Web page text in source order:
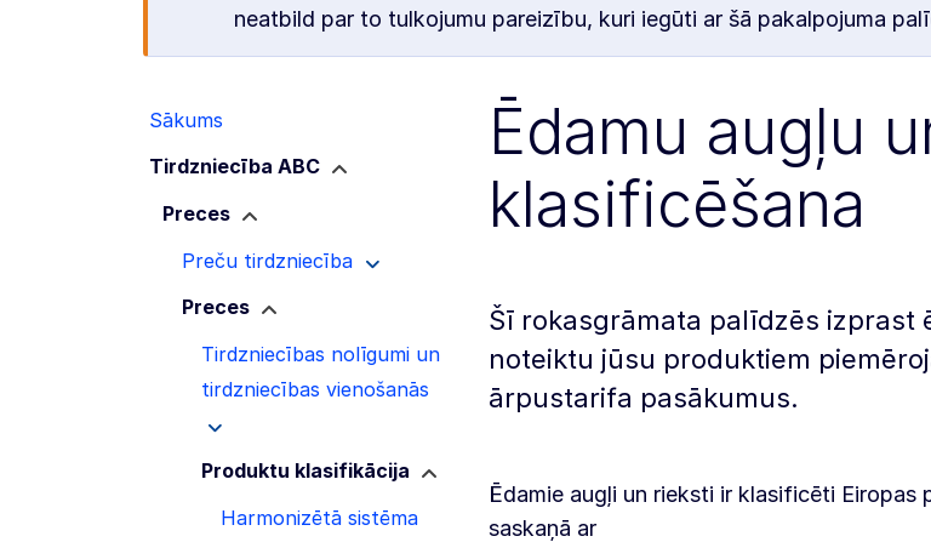
neatbild par to tulkojumu pareizību, kuri iegūti ar šā pakalpojuma
Sākums
Tirdzniecība ABC
Preces
Preču tirdzniecība
Preces
Tirdzniecības nolīgumi un
tirdzniecības vienošanās
Produktu klasifikācija
Harmonizētā sistēma
Ēdamu augļu
klasificēšana
Šī rokasgrāmata palīdzēs izprast
noteiktu jūsu produktiem
ārpustarifa pasākumus.
Ēdamie augļi un rieksti ir klasificēti Eiropas
saskaņā ar